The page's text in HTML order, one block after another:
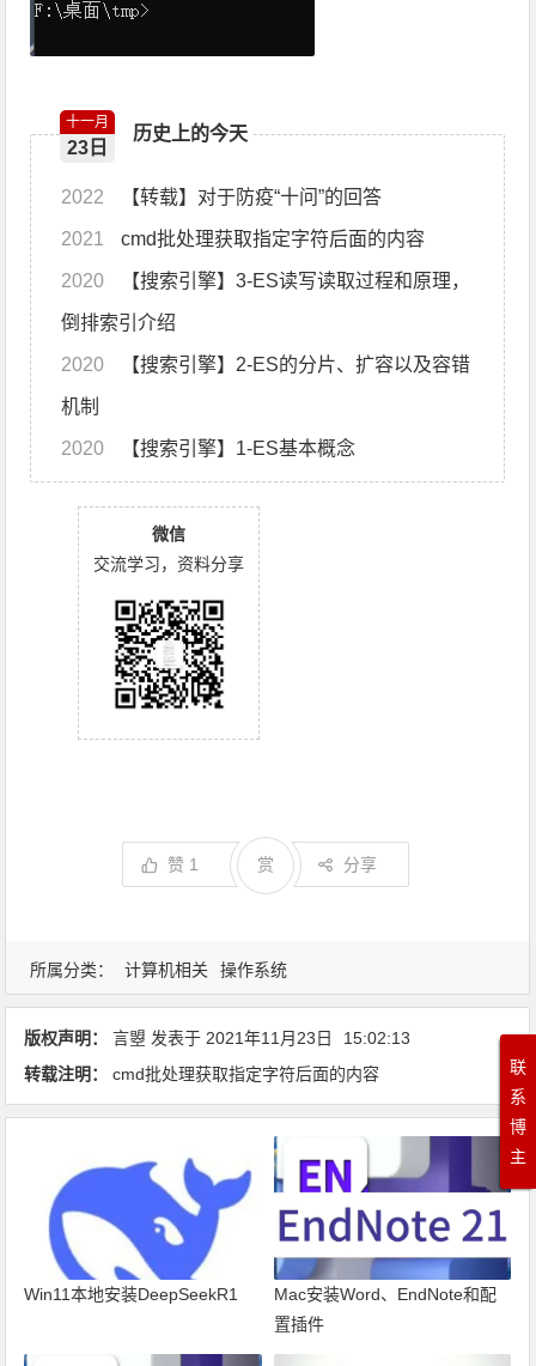
历史上的今天
十一月
23日
2022 【转载】对于防疫“十问”的回答
2021 cmd批处理获取指定字符后面的内容
2020
倒排索引介绍
2020
机制
2020 【搜索引擎】1-ES基本概念
微信
交流学习，资料分享
赞 1 分享
赏
所属分类： 计算机相关 操作系统
版权声明： 言曌 发表于 2021年11月23日
15:02:13
转载注明：
cmd批处理获取指定字符后面的内容
Win11本地安装DeepSeekR1
Mac安装Word、EndNote和配
置插件
联
系
博
主